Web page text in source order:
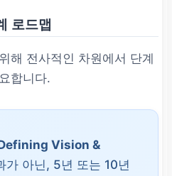
로드맵
해 전사적인 차원에서 단계
합니다.
Vision &
가 아닌, 5년 또는 10년